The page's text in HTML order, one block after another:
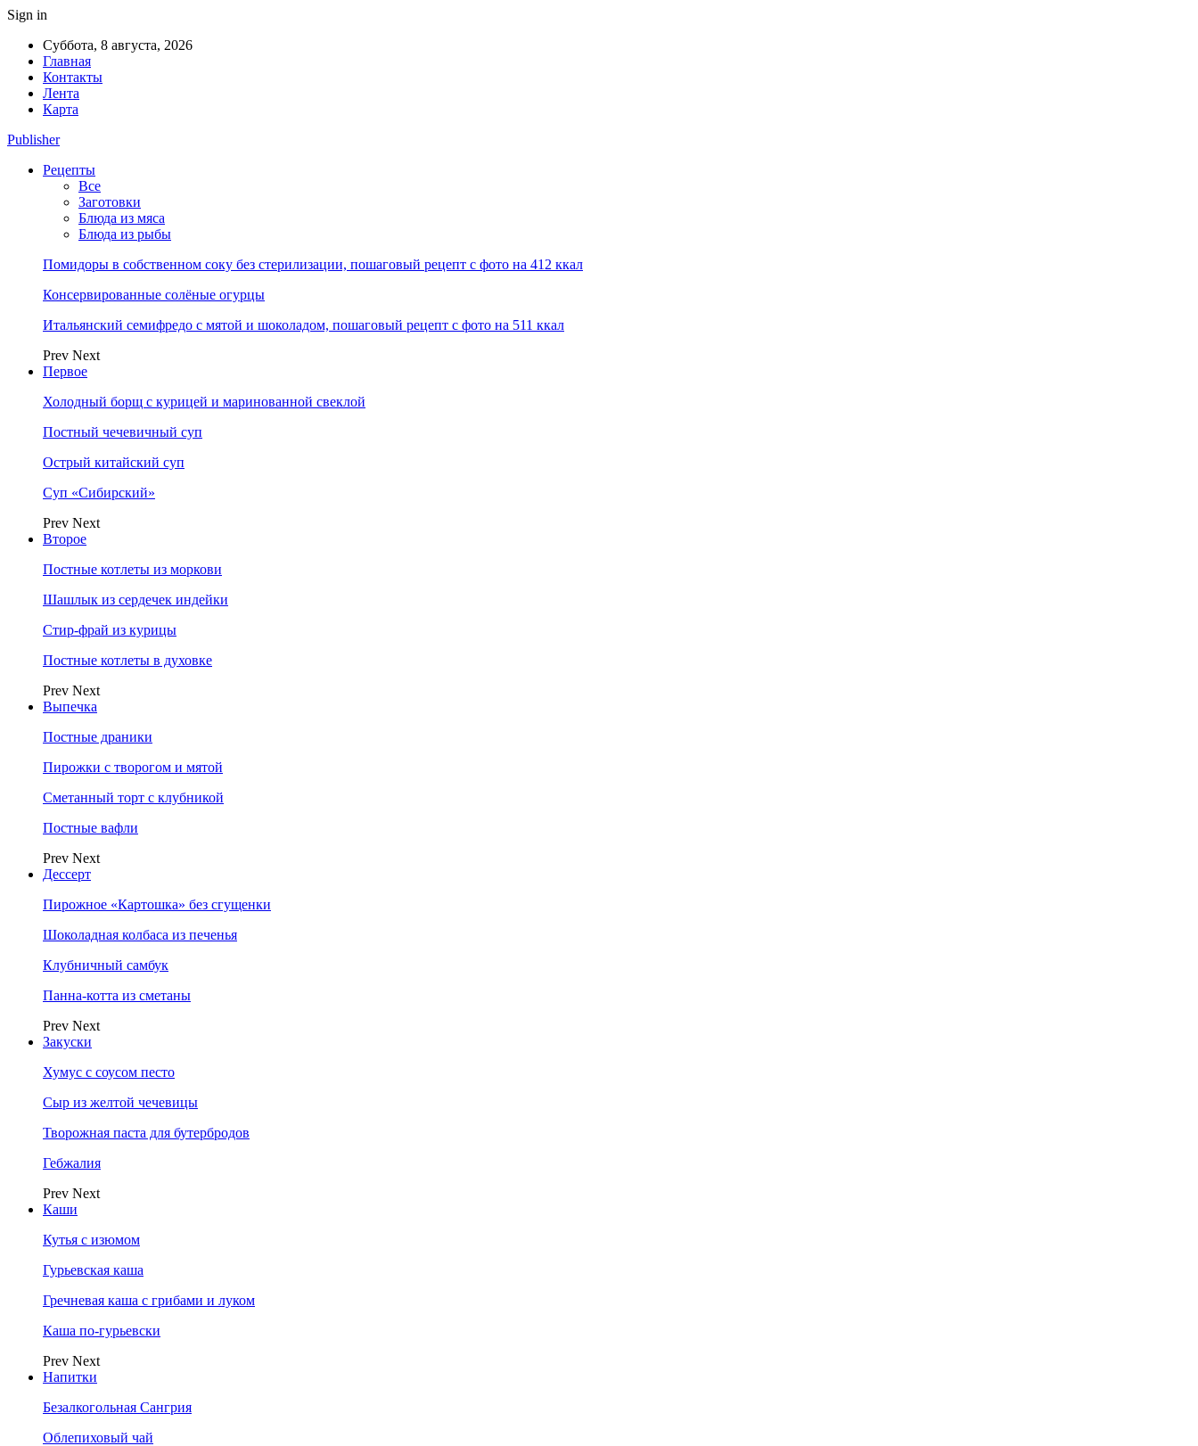
Sign in
Суббота, 8 августа, 2026
Главная
Контакты
Лента
Карта
Publisher
Рецепты
Все
Заготовки
Блюда из мяса
Блюда из рыбы
Помидоры в собственном соку без стерилизации, пошаговый рецепт с фото на 412 ккал
Консервированные солёные огурцы
Итальянский семифредо с мятой и шоколадом, пошаговый рецепт с фото на 511 ккал
Prev Next
Первое
Холодный борщ с курицей и маринованной свеклой
Постный чечевичный суп
Острый китайский суп
Суп «Сибирский»
Prev Next
Второе
Постные котлеты из моркови
Шашлык из сердечек индейки
Стир-фрай из курицы
Постные котлеты в духовке
Prev Next
Выпечка
Постные драники
Пирожки с творогом и мятой
Сметанный торт с клубникой
Постные вафли
Prev Next
Дессерт
Пирожное «Картошка» без сгущенки
Шоколадная колбаса из печенья
Клубничный самбук
Панна-котта из сметаны
Prev Next
Закуски
Хумус с соусом песто
Сыр из желтой чечевицы
Творожная паста для бутербродов
Гебжалия
Prev Next
Каши
Кутья с изюмом
Гурьевская каша
Гречневая каша с грибами и луком
Каша по-гурьевски
Prev Next
Напитки
Безалкогольная Сангрия
Облепиховый чай